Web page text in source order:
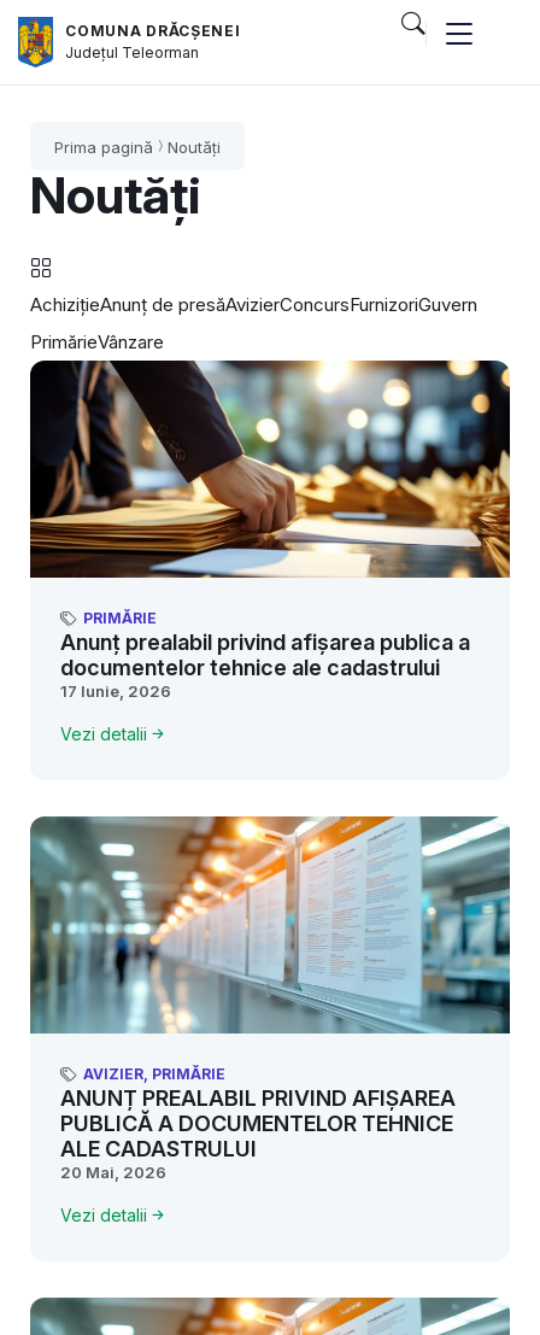
COMUNA DRĂCȘENEI
Județul Teleorman
Prima pagină Noutăți
Noutăți
AchizițieAnunț de presăAvizierConcursFurnizoriGuvern
PrimărieVânzare
PRIMĂRIE
Anunț prealabil privind afișarea publica a
documentelor tehnice ale cadastrului
17 Iunie, 2026
Vezi detalii
AVIZIER, PRIMĂRIE
ANUNȚ PREALABIL PRIVIND AFIȘAREA
PUBLICĂ A DOCUMENTELOR TEHNICE
ALE CADASTRULUI
20 Mai, 2026
Vezi detalii